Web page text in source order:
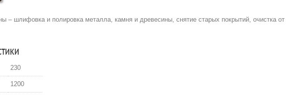
– шлифовка и полировка металла, камня и древесины, снятие старых покрытий, очистка от
230
1200